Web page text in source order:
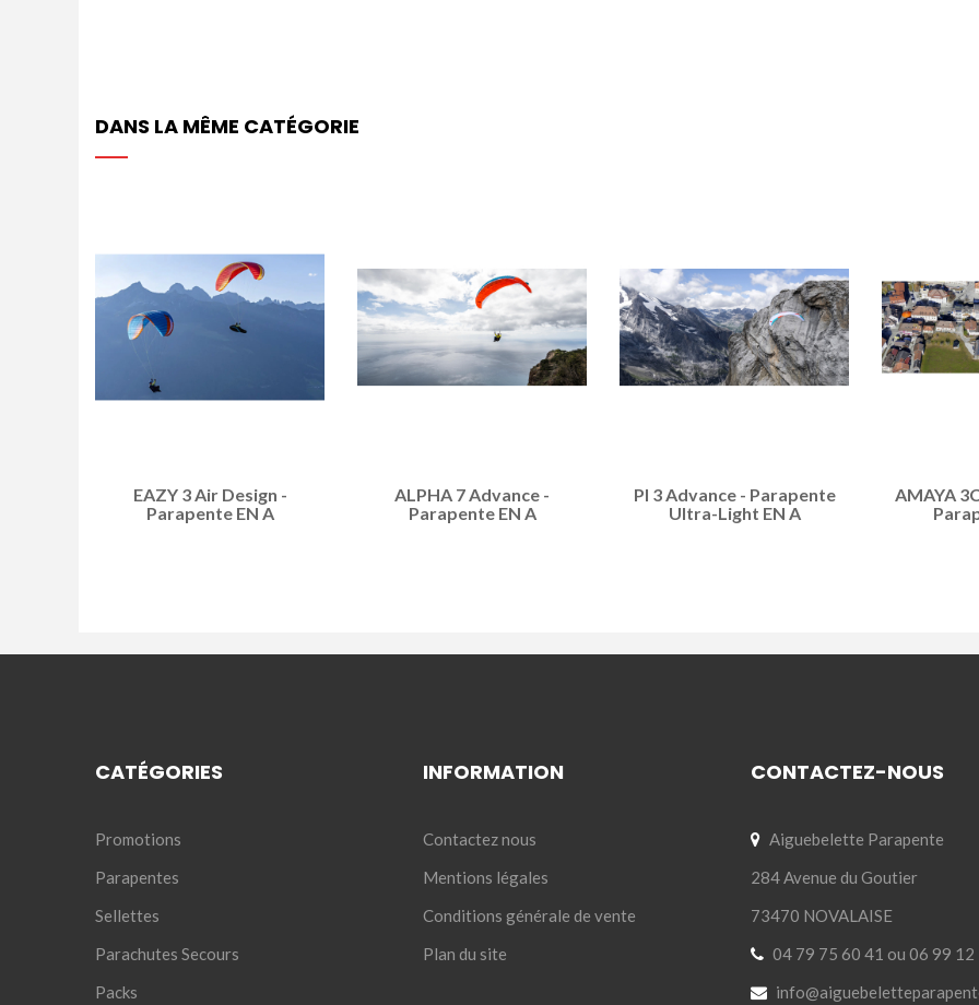
DANS LA MÊME CATÉGORIE
EAZY 3 Air Design -
Parapente EN A
ALPHA 7 Advance -
Parapente EN A
PI 3 Advance - Parapente
Ultra-Light EN A
AMAYA
CATÉGORIES
Promotions
Parapentes
Sellettes
Parachutes Secours
Packs
INFORMATION
Contactez nous
Mentions légales
Conditions générale de vente
Plan du site
CONTACTEZ-NOUS
Aiguebelette Parapente
284 Avenue du Goutier
73470 NOVALAISE
04 79 75 60 41 ou 06 99 12